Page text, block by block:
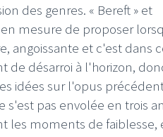
des genres. « Bereft » et
mesure de proposer
angoissante et c'est dans
de désarroi à l'horizon,
idées sur l'opus
pas envolée en trois
les moments de faiblesse,
LE GROS RIFFIFI
LE GROS